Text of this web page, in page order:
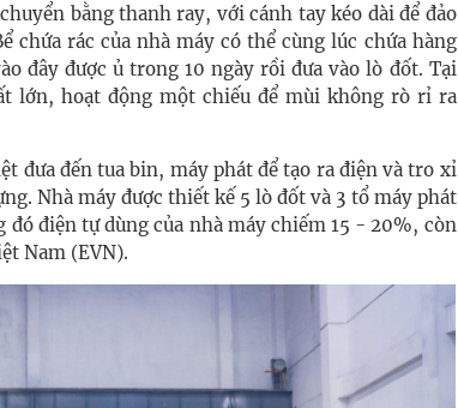
bằng thanh ray, với cánh tay kéo dài để đảo
chứa rác của nhà máy có thể cùng lúc chứa hàng
đây được ủ trong 10 ngày rồi đưa vào lò đốt. Tại
lớn, hoạt động một chiếu để mùi không rò rỉ ra
đưa đến tua bin, máy phát để tạo ra điện và tro xỉ
Nhà máy được thiết kế 5 lò đốt và 3 tổ máy phát
điện tự dùng của nhà máy chiếm 15 - 20%, còn
Nam (EVN).